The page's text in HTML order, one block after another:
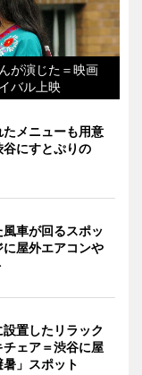
が演じた＝映画
バル上映
たメニューも用意
にすとぷりの
車が回るスポッ
に屋外エアコンや
置したリラック
ェア＝渋谷に屋
」スポット